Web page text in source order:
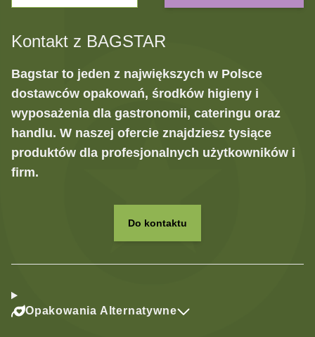
Kontakt z BAGSTAR
Bagstar to jeden z największych w Polsce
dostawców opakowań, środków higieny i
wyposażenia dla gastronomii, cateringu oraz
handlu. W naszej ofercie znajdziesz tysiące
produktów dla profesjonalnych użytkowników i
firm.
Do kontaktu
Opakowania Alternatywne